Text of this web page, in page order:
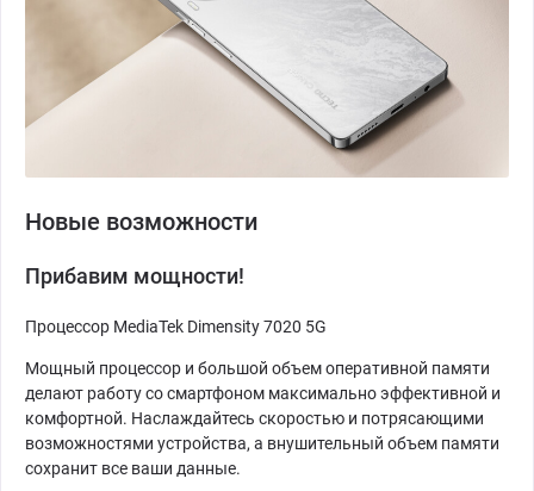
Новые возможности
Прибавим мощности!
Процессор MediaTek Dimensity 7020 5G
Мощный процессор и большой объем оперативной памяти
делают работу со смартфоном максимально эффективной и
комфортной. Наслаждайтесь скоростью и потрясающими
возможностями устройства, а внушительный объем памяти
сохранит все ваши данные.